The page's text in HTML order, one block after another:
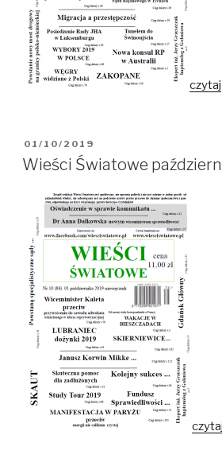
czytaj
OPUBLIKOWANE
W
01/10/2019
Wieści Światowe
czytaj